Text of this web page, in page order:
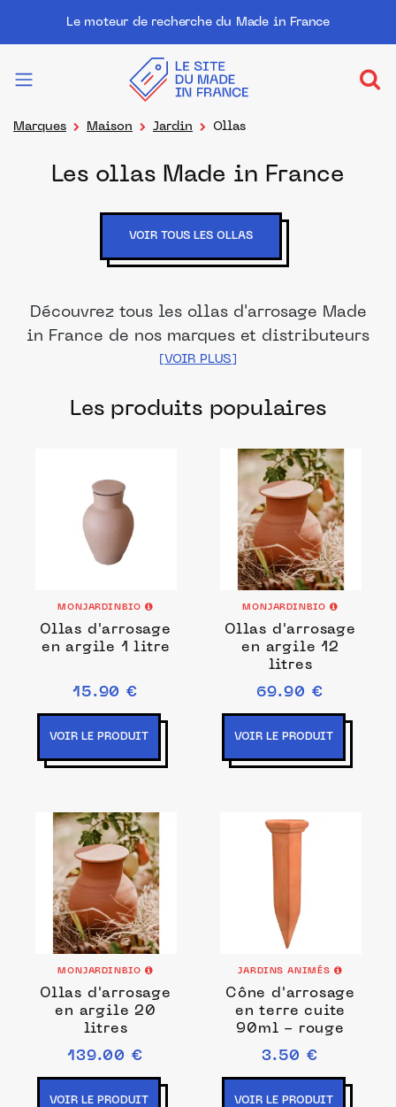
Le moteur de recherche du Made in France
Marques Maison Jardin Ollas
Les ollas Made in France
VOIR TOUS LES OLLAS
Découvrez tous les ollas d'arrosage Made
in France de nos marques et distributeurs
partenaires. Des produits fabriqués dans
français pour prendre soin de votre
Les produits populaires
MONJARDINBIO
Ollas d'arrosage
en argile 1 litre
15.90 €
VOIR LE PRODUIT
MONJARDINBIO
Ollas d'arrosage
en argile 12
litres
69.90 €
VOIR LE PRODUIT
MONJARDINBIO
Ollas d'arrosage
en argile 20
litres
139.00 €
VOIR LE PRODUIT
JARDINS ANIMÉS
Cône d'arrosage
en terre cuite
90ml - rouge
3.50 €
VOIR LE PRODUIT